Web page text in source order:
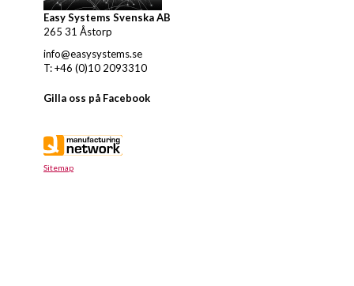
Easy Systems Svenska AB
265 31 Åstorp
info@easysystems.se
T: +46 (0)10 2093310
Gilla oss på Facebook
Sitemap